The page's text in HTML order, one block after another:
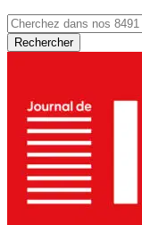
Rechercher